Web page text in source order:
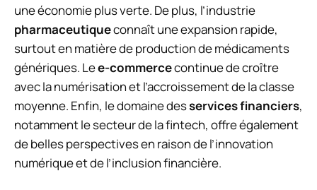
une économie plus verte. De plus, l’industrie
pharmaceutiqueconnaît une expansion rapide,
surtout en matière de production de médicaments
génériques. Lee-commercecontinue de croître
avec la numérisation et l’accroissement de la classe
moyenne. Enfin, le domaine desservices financiers,
notamment le secteur de la fintech, offre également
de belles perspectives en raison de l’innovation
numérique et de l’inclusion financière.